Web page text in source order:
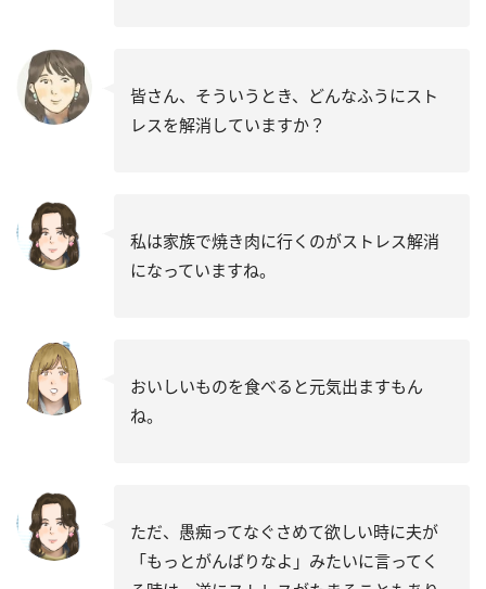
皆さん、そういうとき、どんなふうにスト
レスを解消していますか？
私は家族で焼き肉に行くのがストレス解消
になっていますね。
おいしいものを食べると元気出ますもん
ね。
ただ、愚痴ってなぐさめて欲しい時に夫が
「もっとがんばりなよ」みたいに言ってく